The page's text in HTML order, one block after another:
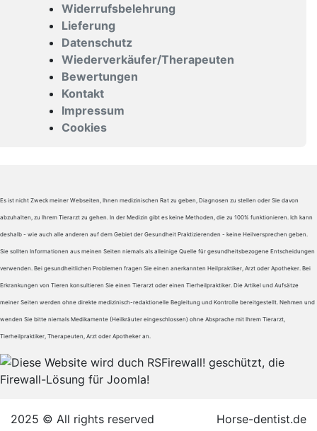
Widerrufsbelehrung
Lieferung
Datenschutz
Wiederverkäufer/Therapeuten
Bewertungen
Kontakt
Impressum
Cookies
Es ist nicht Zweck meiner Webseiten, Ihnen medizinischen Rat zu geben, Diagnosen zu stellen oder Sie davon
abzuhalten, zu Ihrem Tierarzt zu gehen. In der Medizin gibt es keine Methoden, die zu 100% funktionieren. Ich kann
deshalb - wie auch alle anderen auf dem Gebiet der Gesundheit Praktizierenden - keine Heilversprechen geben.
Sie sollten Informationen aus meinen Seiten niemals als alleinige Quelle für gesundheitsbezogene Entscheidungen
verwenden. Bei gesundheitlichen Problemen fragen Sie einen anerkannten Heilpraktiker, Arzt oder Apotheker. Bei
Erkrankungen von Tieren konsultieren Sie einen Tierarzt oder einen Tierheilpraktiker. Die Artikel und Aufsätze
meiner Seiten werden ohne direkte medizinisch-redaktionelle Begleitung und Kontrolle bereitgestellt. Nehmen und
wenden Sie bitte niemals Medikamente (Heilkräuter eingeschlossen) ohne Absprache mit Ihrem Tierarzt,
Tierheilpraktiker, Therapeuten, Arzt oder Apotheker an.
2025 © All rights reserved Horse-dentist.de